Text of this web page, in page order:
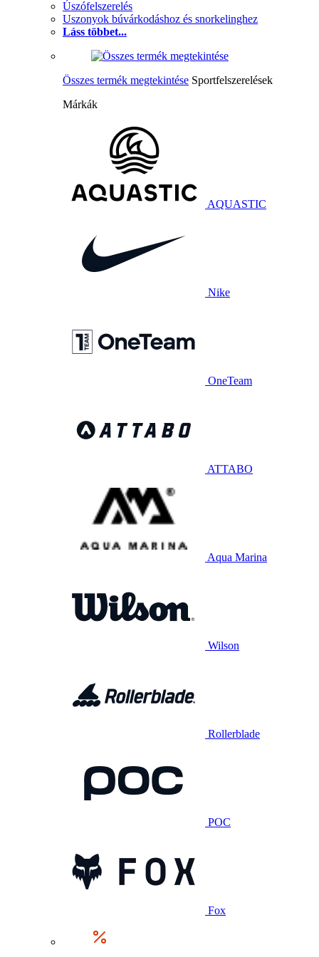
Úszófelszerelés
Uszonyok búvárkodáshoz és snorkelinghez
Láss többet...
Összes termék megtekintése Sportfelszerelések
Márkák
AQUASTIC
Nike
OneTeam
ATTABO
Aqua Marina
Wilson
Rollerblade
POC
Fox